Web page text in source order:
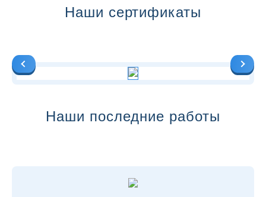
Наши сертификаты
Наши последние работы